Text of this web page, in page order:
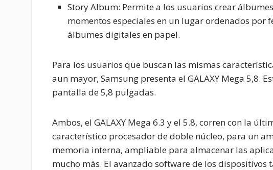
Story Album: Permite a los usuarios crear
momentos especiales en un lugar ordenados
álbumes digitales en papel.
Para los usuarios que buscan las mismas
aun mayor, Samsung presenta el GALAXY Mega 5,8.
pantalla de 5,8 pulgadas.
Ambos, el GALAXY Mega 6.3 y el 5.8, corren con la
característico procesador de doble núcleo, para un
memoria interna, ampliable para almacenar las
mucho más. El avanzado software de los